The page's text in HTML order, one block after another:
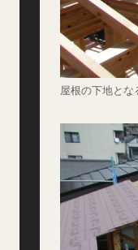
屋根の下地とな